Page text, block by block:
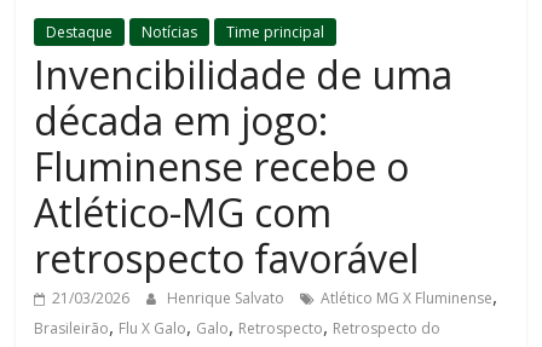
Destaque Notícias Time principal
Invencibilidade de uma
década em jogo:
Fluminense recebe o
Atlético-MG com
retrospecto favorável
21/03/2026 Henrique Salvato Atlético MG X Fluminense,
Brasileirão, Flu X Galo, Galo, Retrospecto, Retrospecto do